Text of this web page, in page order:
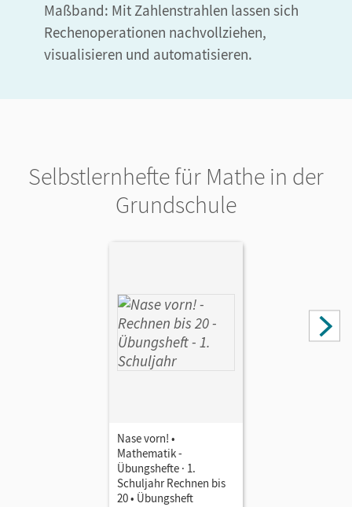
Maßband: Mit Zahlenstrahlen lassen sich
Rechenoperationen nachvollziehen,
visualisieren und automatisieren.
Selbstlernhefte für Mathe in der
Grundschule
Nase vorn! •
Mathematik -
Übungshefte · 1.
Schuljahr Rechnen bis
20 • Übungsheft